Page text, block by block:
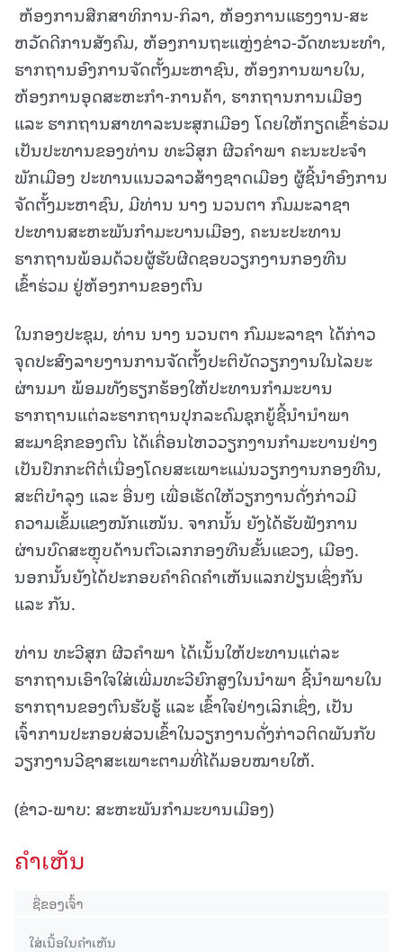
ຫ້ອງການສືກສາທິການ-ກິລາ, ຫ້ອງການແຮງງານ-ສະ
ຫວັດດີການສັງຄົມ, ຫ້ອງການຖະແຫຼ່ງຂ່າວ-ວັດທະນະທຳ,
ຮາກຖານອົງການຈັດຕັ້ງມະຫາຊົນ, ຫ້ອງການພາຍໃນ,
ຫ້ອງການອຸດສະຫະກໍາ-ການຄ້າ, ຮາກຖານການເມືອງ
ແລະ ຮາກຖານສາທາລະນະສຸກເມືອງ ໂດຍໃຫ້ກຽດເຂົ້າຮ່ວມ
ເປັນປະທານຂອງທ່ານ ທະວີສຸກ ຜີວຄຳພາ ຄະນະປະຈຳ
ພັກເມືອງ ປະທານແນວລາວສ້າງຊາດເມືອງ ຜູ້ຊີ້ນຳອົງການ
ຈັດຕັ້ງມະຫາຊົນ, ມີທ່ານ ນາງ ນວນຕາ ກົມມະລາຊາ
ປະທານສະຫະພັນກຳມະບານເມືອງ, ຄະນະປະທານ
ຮາກຖານພ້ອມດ້ວຍຜູ້ຮັບຜີດຊອບວຽກງານກອງທືນ
ເຂົ້າຮ່ວມ ຢູ່ຫ້ອງການຂອງຕົນ
ໃນກອງປະຊຸມ, ທ່ານ ນາງ ນວນຕາ ກົມມະລາຊາ ໄດ້ກ່າວ
ຈຸດປະສົງລາຍງານການຈັດຕັ້ງປະຕິບັດວຽກງານໃນໄລຍະ
ຜ່ານມາ ພ້ອມທັງຮຽກຮ້ອງໃຫ້ປະທານກຳມະບານ
ຮາກຖານແຕ່ລະຮາກຖານປຸກລະດົມຊຸກຍູ້ຊີ້ນຳນຳພາ
ສະມາຊິກຂອງຕົນ ໄດ້ເຄື່ອນໄຫວວຽກງານກຳມະບານຢ່າງ
ເປັນປົກກະຕີຕໍ່ເນື່ອງໂດຍສະເພາະແມ່ນວຽກງານກອງທືນ,
ສະຕິບຳລຸງ ແລະ ອື່ນໆ ເພື່ອເຮັດໃຫ້ວຽກງານດັ່ງກ່າວມີ
ຄວາມເຂັ້ມແຂງໜັກແໜ້ນ. ຈາກນັ້ນ ຍັງໄດ້ຮັບຟັງການ
ຜ່ານບົດສະຫຼຸບດ້ານຕົວເລກກອງທືນຂັ້ນແຂວງ, ເມືອງ.
ນອກນັ້ນຍັງໄດ້ປະກອບຄຳຄິດຄຳເຫັນແລກປ່ຽນເຊຶ່ງກັນ
ແລະ ກັນ.
ທ່ານ ທະວີສຸກ ຜີວຄໍາພາ ໄດ້ເນັ້ນໃຫ້ປະທານແຕ່ລະ
ຮາກຖານເອົາໃຈໃສ່ເພີ່ມທະວີຍົກສູງໃນນຳພາ ຊີ້ນຳພາຍໃນ
ຮາກຖານຂອງຕົນຮັບຮູ້ ແລະ ເຂົ້າໃຈຢ່າງເລິກເຊຶ່ງ, ເປັນ
ເຈົ້າການປະກອບສ່ວນເຂົ້າໃນວຽກງານດັ່ງກ່າວຕິດພັນກັບ
ວຽກງານວີຊາສະເພາະຕາມທີ່ໄດ້ມອບໝາຍໃຫ້.
(ຂ່າວ-ພາບ: ສະຫະພັນກຳມະບານເມືອງ)
ຄໍາເຫັນ